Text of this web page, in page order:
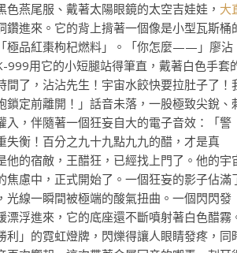
色燕尾服、戴著太陽眼鏡的太空吉娃娃， 大
鑽進來。它的背上揹著一個像是小型瓦斯桶
極品紅棗枸杞燃料」。「你怎麼——」廖沾
999用它的小短腿站得筆直，戴著白色手套
間了，沾沾先生！宇宙水餃快要拉肚子了！
鎖定前離開！」話音未落，一股極致尖銳、
入，伴隨著一個狂妄自大的電子音效：「警
失衡！百分之九十九點九九的醋，才是真
他的宿敵，王醋狂，已經找上門了。他的宇
焦慮中，正式開始了。一個狂妄的影子佔滿
光線一瞬間被極端的酸氣扭曲。一個閃閃發
漂浮進來，它的底座還不斷噴射著白色醋霧
利」的霓虹燈牌，閃爍得讓人眼睛發疼，同